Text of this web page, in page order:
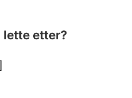
lette etter?